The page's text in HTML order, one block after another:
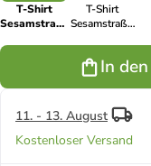
T-Shirt
Sesamstraße
Krümelmonster
T-Shirt
Sesamstraße
Motorrad in
schwarz
In
11. - 13. August
Kostenloser Versand